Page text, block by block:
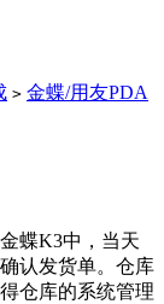
> 金蝶/用友PDA
K3中，当天
发货单。仓库
仓库的系统管理